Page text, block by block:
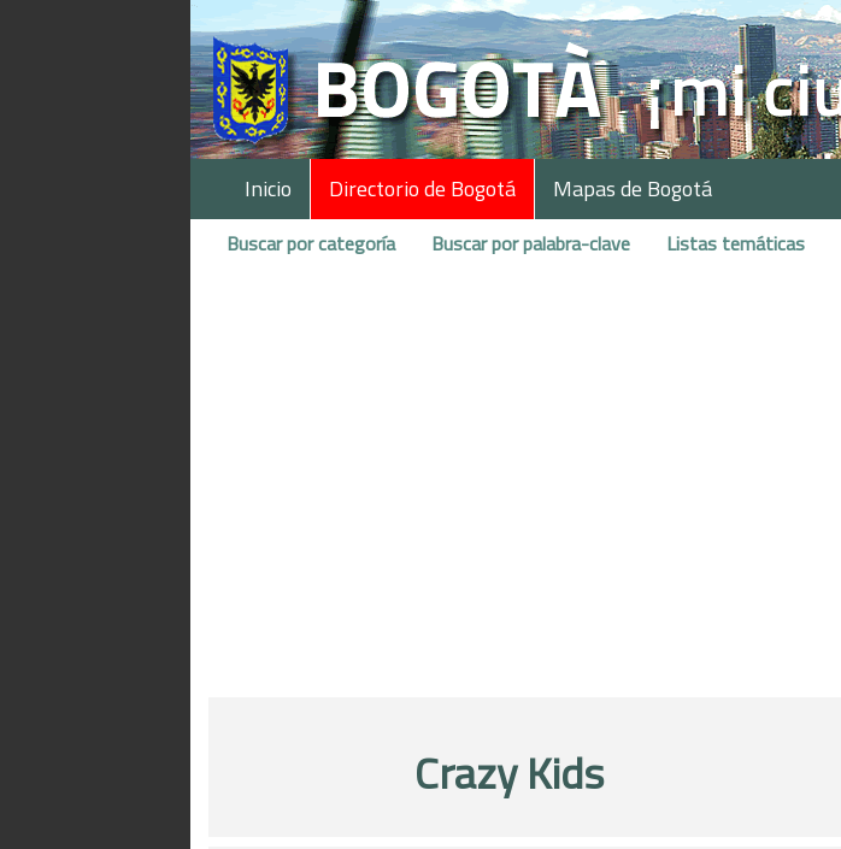
Inicio Directorio de Bogotá Mapas de Bogotá
Buscar por categoría Buscar por palabra-clave Listas temáticas
Crazy Kids